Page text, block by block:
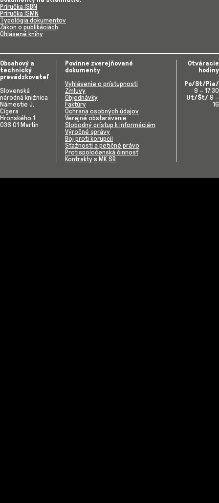
Príručka ISBN
Príručka ISMN
Typológia dokumentov
Zákon o publikáciách
Ohlásené knihy
Obsahový a
technický
prevádzkovateľ
Slovenská
národná knižnica
Námestie J.
Cígera
Hronského 1
036 01 Martin
Povinne zverejňované
dokumenty
Vyhlásenie o prístupnosti
Zmluvy
Objednávky
Faktúry
Ochrana osobných údajov
Verejné obstarávanie
Slobodný prístup k informáciám
Výročné správy
Boj proti korupcii
Sťažnosti a petičné právo
Protispoločenská činnosť
Kontrakty s MK SR
Otváracie
hodiny
Po/St/Pia/
9 – 17:30
Ut/Št/ 9 –
16